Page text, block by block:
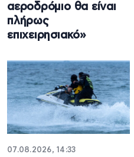
αεροδρόμιο θα είναι
πλήρως
επιχειρησιακό»
07.08.2026, 14:33